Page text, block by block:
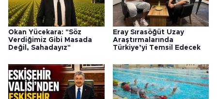
Okan Yücekara: "Söz
Verdiğimiz Gibi Masada
Değil, Sahadayız"
Eray Sırasöğüt Uzay
Araştırmalarında
Türkiye’yi Temsil Edecek